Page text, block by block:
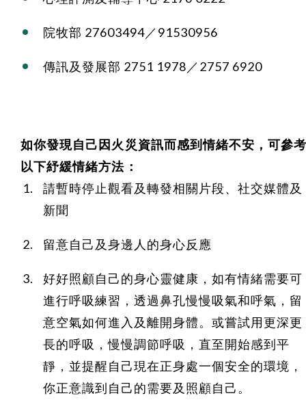
院牧部 27603494／91530956
傳訊及發展部 2751 1978／2757 6920
如你發現自己因火災資訊而感到情緒不安，可參
以下紓緩情緒方法：
請暫時停止觀看及轉發相關片段、社交媒體及
新聞
留意自己及身邊人的身心反應
好好照顧自己的身心靈健康，如有情緒需要可
進行呼吸練習，透過鼻孔慢慢吸氣和呼氣，留
意空氣如何進入及離開身體。或嘗試用更深更
長的呼吸，慢慢調節呼吸，直至開始感到平
靜，並提醒自己現在正身處一個安全的環境，
你正意識到自己的需要及照顧自己。